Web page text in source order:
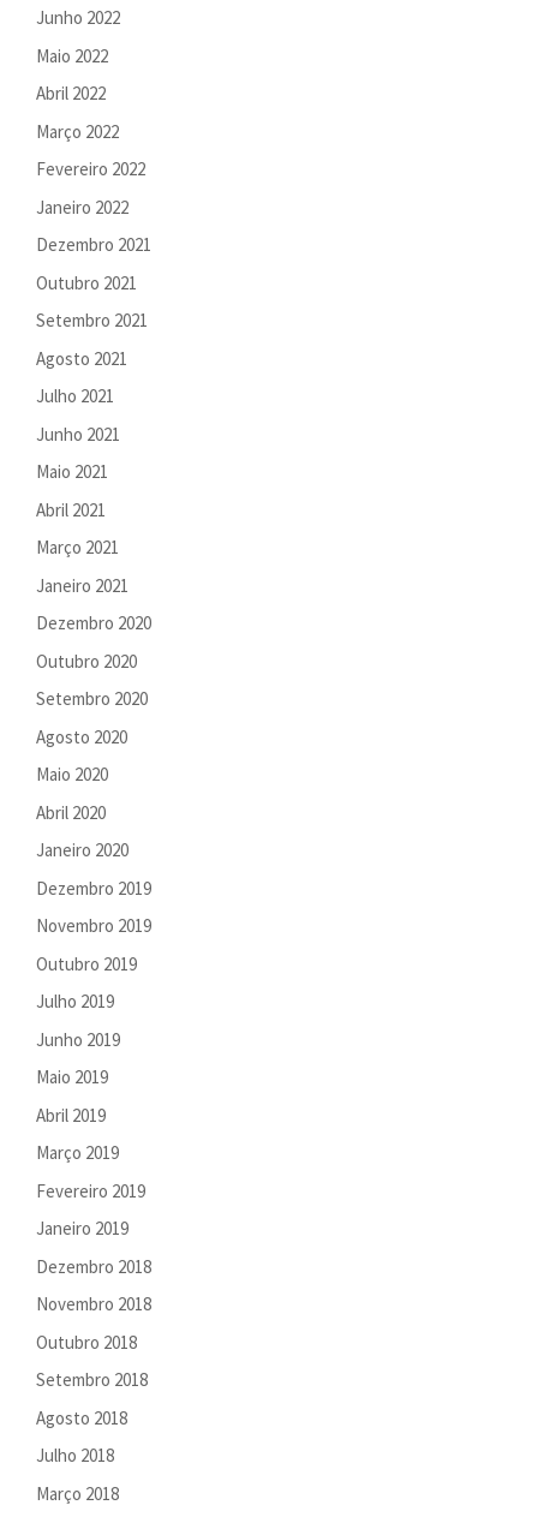
Junho 2022
Maio 2022
Abril 2022
Março 2022
Fevereiro 2022
Janeiro 2022
Dezembro 2021
Outubro 2021
Setembro 2021
Agosto 2021
Julho 2021
Junho 2021
Maio 2021
Abril 2021
Março 2021
Janeiro 2021
Dezembro 2020
Outubro 2020
Setembro 2020
Agosto 2020
Maio 2020
Abril 2020
Janeiro 2020
Dezembro 2019
Novembro 2019
Outubro 2019
Julho 2019
Junho 2019
Maio 2019
Abril 2019
Março 2019
Fevereiro 2019
Janeiro 2019
Dezembro 2018
Novembro 2018
Outubro 2018
Setembro 2018
Agosto 2018
Julho 2018
Março 2018